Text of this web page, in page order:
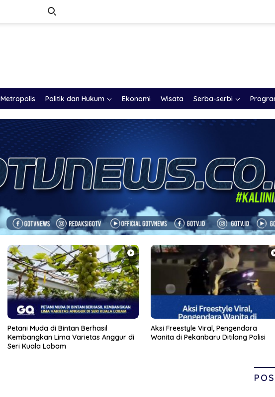
Metropolis Politik dan Hukum Ekonomi Wisata Serba-serbi
Aksi Freestyle Viral, Pengendara
Wanita di Pekanbaru Ditilang Polisi
Usai Indomaret, Pemko Jajaki
Masuk Tanjungpinang